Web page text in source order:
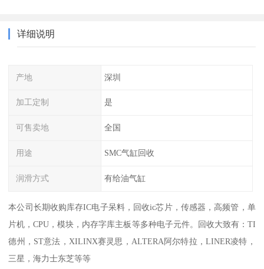
详细说明
产地 深圳
加工定制 是
可售卖地 全国
用途 SMC气缸回收
润滑方式 有给油气缸
本公司长期收购库存IC电子呆料，回收ic芯片，传感器，高频管，单
片机，CPU，模块，内存字库主板等多种电子元件。回收大致有：TI
德州，ST意法，XILINX赛灵思，ALTERA阿尔特拉，LINER凌特，
三星，海力士东芝等等